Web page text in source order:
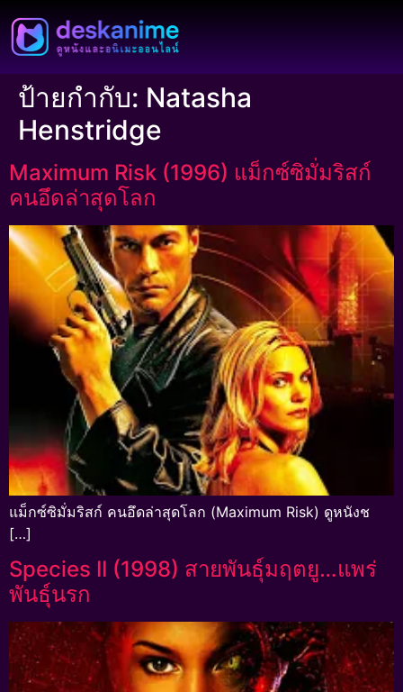
ป้ายกำกับ: Natasha
Henstridge
Maximum Risk (1996) แม็กซ์ซิมั่มริสก์
คนอึดล่าสุดโลก
แม็กซ์ซิมั่มริสก์ คนอึดล่าสุดโลก (Maximum Risk) ดูหนังช
[…]
Species II (1998) สายพันธุ์มฤตยู…แพร่
พันธุ์นรก